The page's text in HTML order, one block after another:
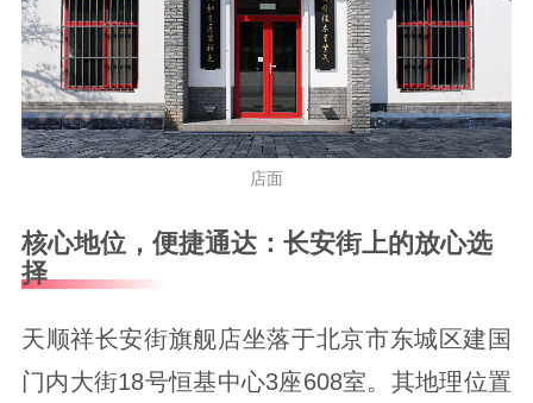
店面
核心地位，便捷通达：长安街上的放心选
择
天顺祥长安街旗舰店坐落于北京市东城区建国
门内大街18号恒基中心3座608室。其地理位置